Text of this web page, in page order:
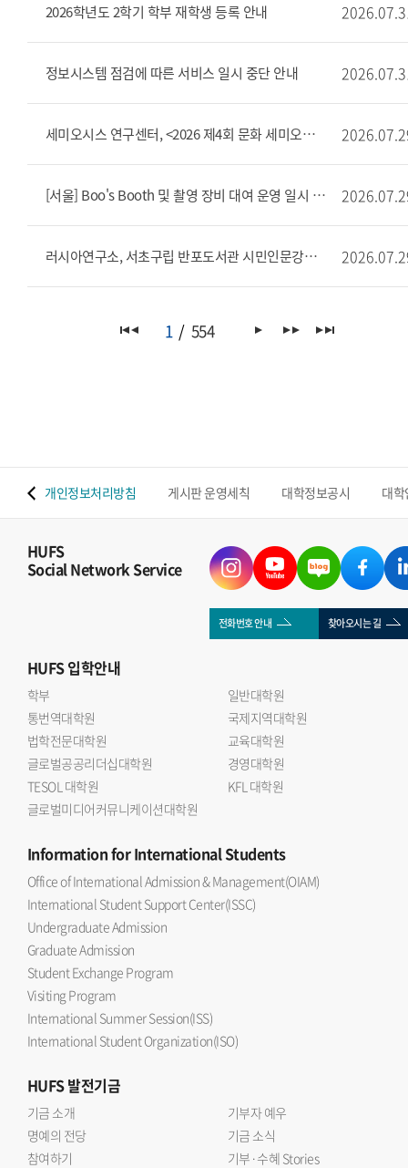
2026학년도 2학기 학부 재학생 등록 안내
정보시스템 점검에 따른 서비스 일시 중단 안내
세미오시스 연구센터, <2026 제4회 문화 세미오시스 비평교실> 개최 안내
[서울] Boo's Booth 및 촬영 장비 대여 운영 일시 중단 안내(7/29 ~ 8/5)
러시아연구소, 서초구립 반포도서관 시민인문강좌 개최 안내
1 554
개인정보처리방침 게시판 운영세칙 대학정보공시 대
HUFS
Social Network Service
전화번호 안내 찾아오시는 길
HUFS입학안내
학부
일반대학원
통번역대학원
국제지역대학원
법학전문대학원
교육대학원
글로벌공공리더십대학원
경영대학원
TESOL 대학원
KFL 대학원
글로벌미디어커뮤니케이션대학원
Informationfor International Students
Office of International Admission & Management(OIAM)
International Student Support Center(ISSC)
Undergraduate Admission
Graduate Admission
Student Exchange Program
Visiting Program
International Summer Session(ISS)
International Student Organization(ISO)
HUFS발전기금
기금 소개
기부자 예우
명예의 전당
기금 소식
참여하기
기부·수혜 Stories